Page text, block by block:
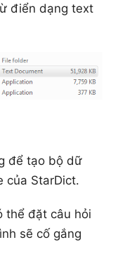
điển dạng text
để tạo bộ dữ
của StarDict.
thể đặt câu hỏi
sẽ cố gắng